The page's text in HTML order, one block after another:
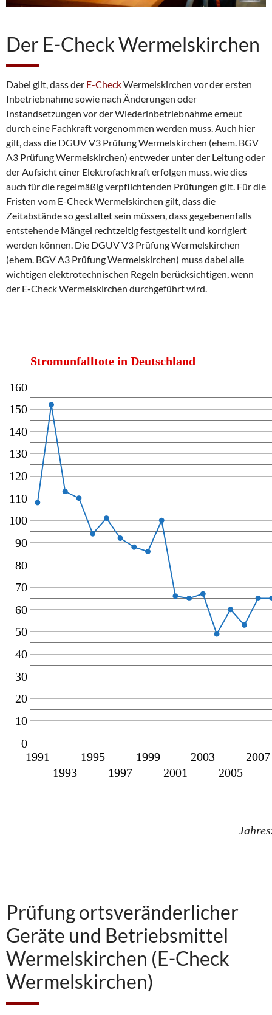
Der E-Check Wermelskirchen
Dabei gilt, dass der E-CheckWermelskirchen vor der ersten
Inbetriebnahme sowie nach Änderungen oder
Instandsetzungen vor der Wiederinbetriebnahme erneut
durch eine Fachkraft vorgenommen werden muss. Auch hier
gilt, dass die DGUV V3 Prüfung Wermelskirchen (ehem. BGV
A3 Prüfung Wermelskirchen) entweder unter der Leitung oder
der Aufsicht einer Elektrofachkraft erfolgen muss, wie dies
auch für die regelmäßig verpflichtenden Prüfungen gilt. Für die
Fristen vom E-Check Wermelskirchen gilt, dass die
Zeitabstände so gestaltet sein müssen, dass gegebenenfalls
entstehende Mängel rechtzeitig festgestellt und korrigiert
werden können. Die DGUV V3 Prüfung Wermelskirchen
(ehem. BGV A3 Prüfung Wermelskirchen) muss dabei alle
wichtigen elektrotechnischen Regeln berücksichtigen, wenn
der E-Check Wermelskirchen durchgeführt wird.
Stromunfalltote in Deutschland
1991
1993
1995
1997
1999
2001
2003
2005
2007
0
10
20
30
40
50
60
70
80
90
100
110
120
130
140
150
160
Prüfung ortsveränderlicher
Geräte und Betriebsmittel
Wermelskirchen (E-Check
Wermelskirchen)